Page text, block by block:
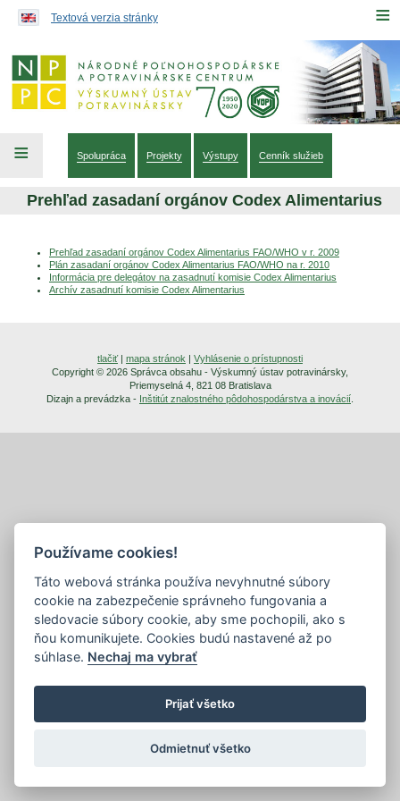
≡
Textová verzia stránky
≡ Spolupráca Projekty Výstupy Cenník služieb
Prehľad zasadaní orgánov Codex Alimentarius
Prehľad zasadaní orgánov Codex Alimentarius FAO/WHO v r. 2009
Plán zasadaní orgánov Codex Alimentarius FAO/WHO na r. 2010
Informácia pre delegátov na zasadnutí komisie Codex Alimentarius
Archív zasadnutí komisie Codex Alimentarius
tlačiť| mapa stránok | Vyhlásenie o prístupnosti
Copyright © 2026 Správca obsahu - Výskumný ústav potravinársky,
Priemyselná 4, 821 08 Bratislava
Dizajn a prevádzka - Inštitút znalostného pôdohospodárstva a inovácií
Používame cookies!
Táto webová stránka používa nevyhnutné súbory
cookie na zabezpečenie správneho fungovania a
sledovacie súbory cookie, aby sme pochopili, ako s
ňou komunikujete. Cookies budú nastavené až po
súhlase. Nechaj ma vybrať
Prijať všetko
Odmietnuť všetko